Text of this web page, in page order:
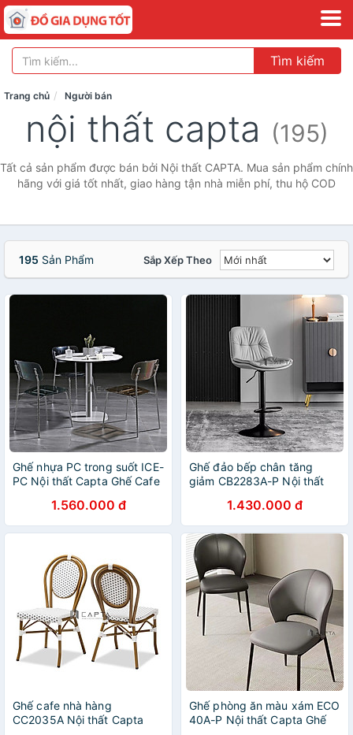
Tìm kiếm
Trang chủ Người bán
nội thất capta (195)
Tất cả sản phẩm được bán bởi Nội thất CAPTA. Mua sản phẩm chính
hãng với giá tốt nhất, giao hàng tận nhà miễn phí, thu hộ COD
195 Sản Phẩm Sắp Xếp Theo
Ghế nhựa PC trong suốt ICE-
PC Nội thất Capta Ghế Cafe
màu xám khói xếp chồng có
chân thép mạ chrome bóng
1.560.000 đ
Ghế đảo bếp chân tăng
giảm CB2283A-P Nội thất
màu xám có lưng tựa chân
thép sơn tĩnh điện màu đen
1.430.000 đ
Ghế cafe nhà hàng
CC2035A Nội thất Capta
Ghế phòng ăn màu xám ECO
40A-P Nội thất Capta Ghế